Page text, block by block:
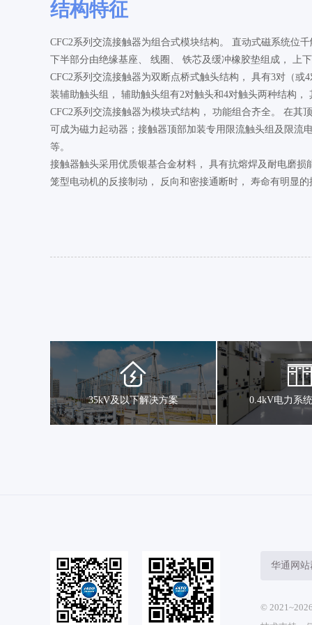
结构特征
CFC2系列交流接触器为组合式模块结构。 直动式磁系统位
下半部分由绝缘基座、 线圈、 铁芯及缓冲橡胶垫组成， 上
CFC2系列交流接触器为双断点桥式触头结构， 具有3对（
装辅助触头组， 辅助触头组有2对触头和4对触头两种结构
CFC2系列交流接触器为模块式结构， 功能组合齐全。 在
可成为磁力起动器；接触器顶部加装专用限流触头组及限流
等。
接触器触头采用优质银基合金材料， 具有抗熔焊及耐电磨
笼型电动机的反接制动， 反向和密接通断时， 寿命有明显的
35kV及以下解决方案 0.4kV电力系
华通网站
©